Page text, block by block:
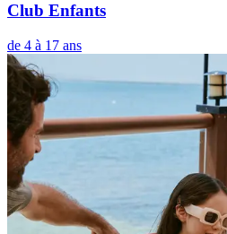
Club Enfants
de 4 à 17 ans